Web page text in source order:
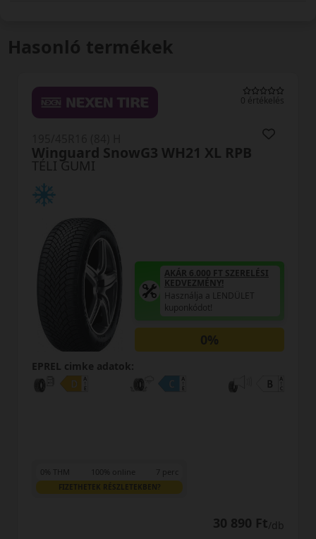
Hasonló termékek
0 értékelés
TÉLI GUMI
WP52+ Wintercraft XL
AKÁR 6.000 FT SZERELÉSI
KEDVEZMÉNY!
kuponkódot!
EPREL cimke adatok:
KOSÁRBA